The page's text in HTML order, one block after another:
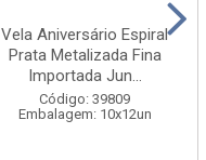
Vela Aniversário Espiral
Prata Metalizada Fina
Importada Jun...
Código: 39809
Embalagem: 10x12un